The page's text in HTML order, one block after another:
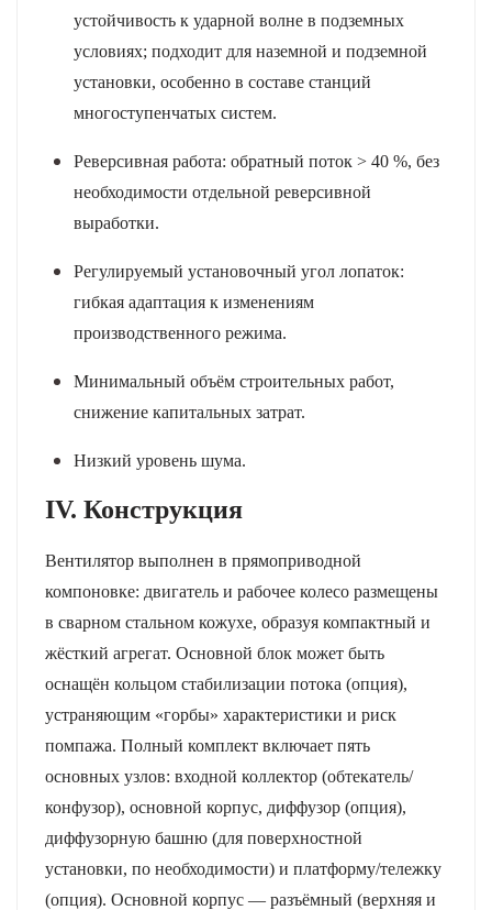
устойчивость к ударной волне в подземных
условиях; подходит для наземной и подземной
установки, особенно в составе станций
многоступенчатых систем.
Реверсивная работа: обратный поток > 40 %, без
необходимости отдельной реверсивной
выработки.
Регулируемый установочный угол лопаток:
гибкая адаптация к изменениям
производственного режима.
Минимальный объём строительных работ,
снижение капитальных затрат.
Низкий уровень шума.
IV. Конструкция
Вентилятор выполнен в прямоприводной
компоновке: двигатель и рабочее колесо размещены
в сварном стальном кожухе, образуя компактный и
жёсткий агрегат. Основной блок может быть
оснащён кольцом стабилизации потока (опция),
устраняющим «горбы» характеристики и риск
помпажа. Полный комплект включает пять
основных узлов: входной коллектор (обтекатель/
конфузор), основной корпус, диффузор (опция),
диффузорную башню (для поверхностной
установки, по необходимости) и платформу/тележку
(опция). Основной корпус — разъёмный (верхняя и